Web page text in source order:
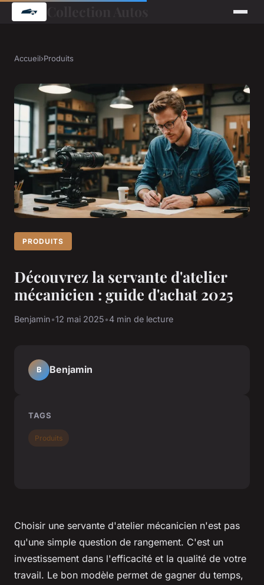
Accueil›Produits
PRODUITS
Découvrez la servante d'atelier
mécanicien : guide d'achat 2025
Benjamin•12 mai 2025•4 min de lecture
Choisir une servante d'atelier mécanicien n'est pas
qu'une simple question de rangement. C'est un
investissement dans l'efficacité et la qualité de votre
travail. Le bon modèle permet de gagner du temps,
B Benjamin
TAGS
Produits